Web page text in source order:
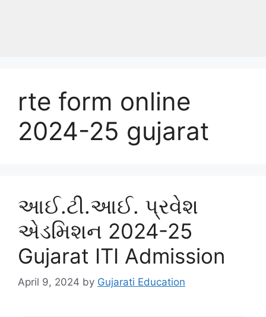
rte form online
2024-25 gujarat
આઈ.ટી.આઈ. પ્રવેશ
એડમિશન 2024-25
Gujarat ITI Admission
April 9, 2024 by Gujarati Education